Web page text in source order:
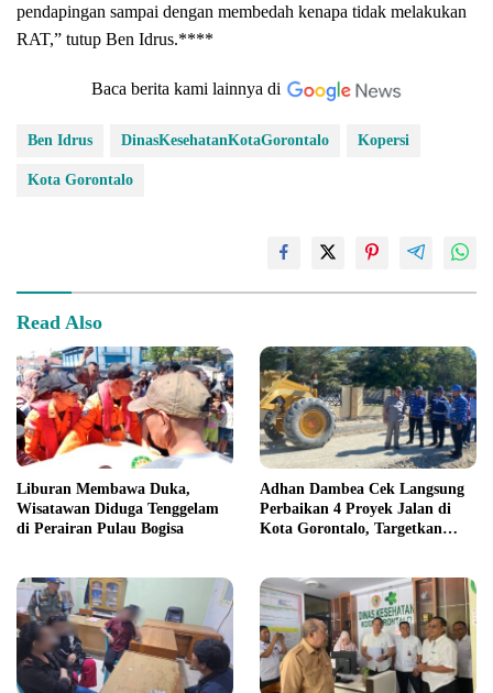
pendapingan sampai dengan membedah kenapa tidak melakukan
RAT,” tutup Ben Idrus.****
Baca berita kami lainnya di
Ben Idrus DinasKesehatanKotaGorontalo Kopersi
Kota Gorontalo
Read Also
Liburan Membawa Duka,
Wisatawan Diduga Tenggelam
di Perairan Pulau Bogisa
Adhan Dambea Cek Langsung
Perbaikan 4 Proyek Jalan di
Kota Gorontalo, Targetkan